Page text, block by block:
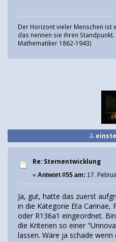
Der Horizont vieler Menschen ist
das nennen sie ihren
Mathematiker 1862-1943)
Re: Sternentwicklung
« Antwort #55 am: 17.
Ja, gut, hatte das zuerst
in die Kategorie Eta Carinae,
oder R136a1 eingeordnet.
die Kriterien so einer
lassen. Wäre ja schade wenn